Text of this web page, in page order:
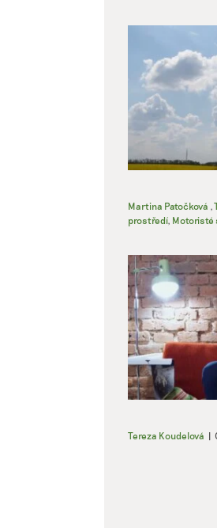
Martina Patočková
prostředí, Motoristé
Tereza Koudelová |